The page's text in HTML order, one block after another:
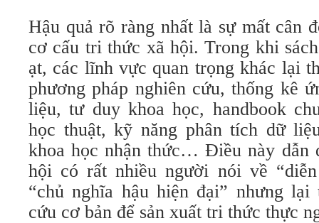
Hậu quả rõ ràng nhất là sự mất cân
cơ cấu tri thức xã hội. Trong khi
ạt, các lĩnh vực quan trọng khác lại
phương pháp nghiên cứu, thống kê
liệu, tư duy khoa học, handbook
học thuật, kỹ năng phân tích dữ
khoa học nhận thức… Điều này dẫn
hội có rất nhiều người nói về
“chủ nghĩa hậu hiện đại” nhưng
cứu cơ bản để sản xuất tri thức thực